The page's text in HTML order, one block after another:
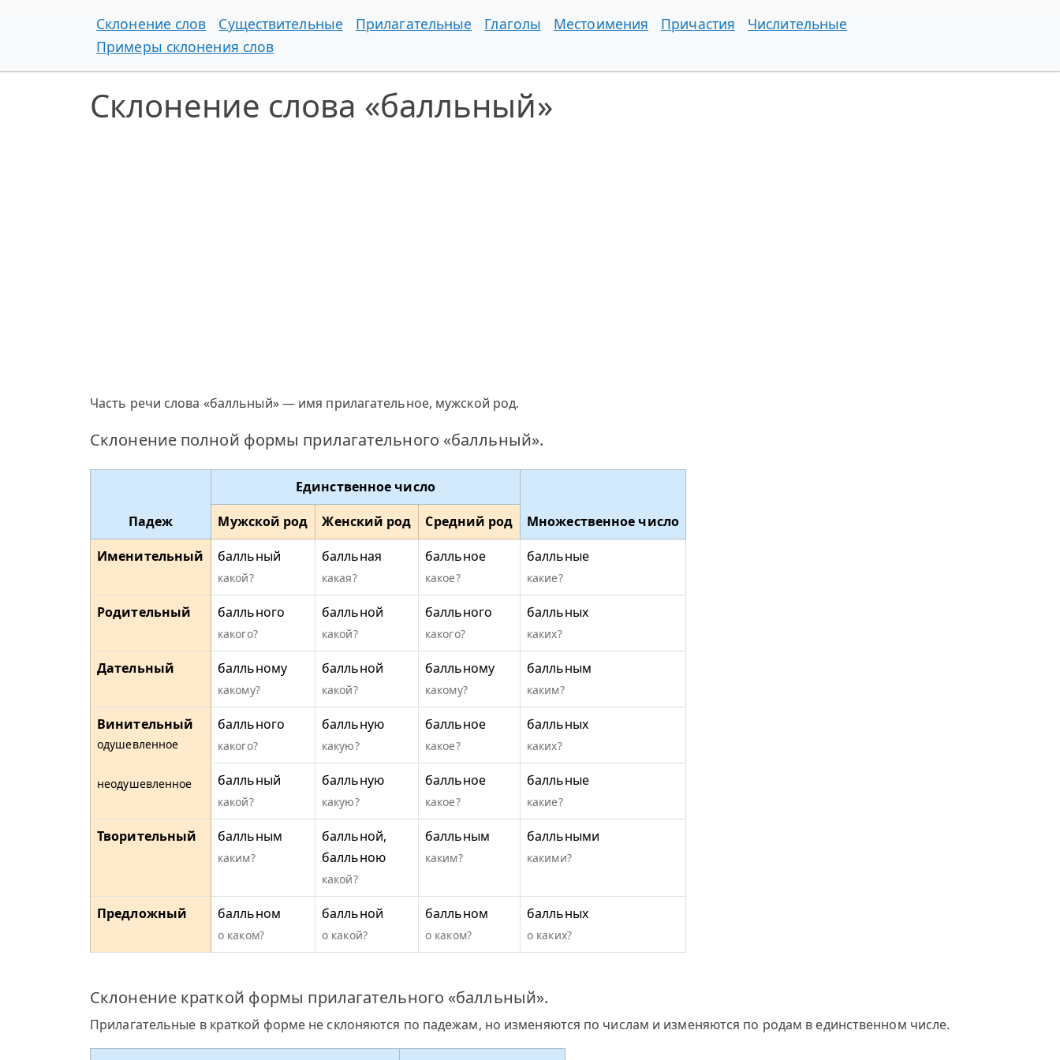
Склонение слов Существительные Прилагательные Глаголы Местоимения Причастия
Числительные
Примеры склонения слов
Склонение слова «балльный»
Часть речи слова «балльный» — имя прилагательное, мужской род.
Склонение полной формы прилагательного «балльный».
Падеж
Единственное число
Множественное число
Мужской род Женский род
Средний род
Именительный
балльный
какой?
балльная
какая?
балльное
какое?
балльные
какие?
Родительный балльного
какого?
балльной
какой?
балльного
какого?
балльных
каких?
Дательный балльному
какому?
балльной
какой?
балльному
какому?
балльным
каким?
Винительный
одушевленное
неодушевленное
балльного
какого?
балльную
какую?
балльное
какое?
балльных
каких?
балльный
какой?
балльную
какую?
балльное
какое?
балльные
какие?
Творительный балльным
каким?
балльной,
балльною
какой?
балльным
каким?
балльными
какими?
Предложный балльном
о каком?
балльной
о какой?
балльном
о каком?
балльных
о каких?
Склонение краткой формы прилагательного «балльный».
Прилагательные в краткой форме не склоняются по падежам, но изменяются по числам и изменяются по родам в единственном числе.